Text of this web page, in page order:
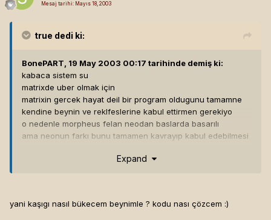
Mesaj tarihi: Mayıs 18, 2003
true dedi ki:
BonePART, 19 May 2003 00:17 tarihinde demiş ki:
kabaca sistem su
matrixde uber olmak için
matrixin gercek hayat deil bir program oldugunu tamamne
kendine beynin ve reklfeslerine kabul ettirmen gerekiyo
o nedenle morpheus felan neodan baslarda basarılı
ama neonun farkı bunu tamamen kavrayıp kabul edebilmesi
algılarsan kasıgı bukebilirsin[hline]
BonePART - Pepelek Saplar
Expand
yani kaşıgı nasıl bükecem beynimle ? kodu nası çözcem :)